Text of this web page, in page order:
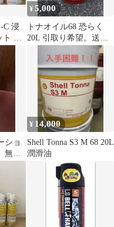
C 浸
ワ
¥5,000
トナオイル68 恐らく
20L 引取り希望。送付
ショ
無
¥ 14,000
Shell Tonna S3 M 68 20L
潤滑油